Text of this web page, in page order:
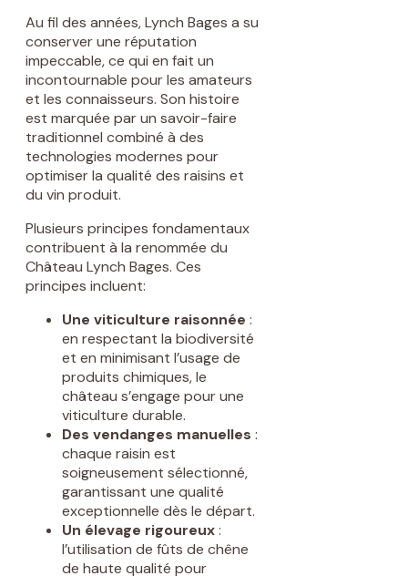
Au fil des années, Lynch Bages a su
conserver une réputation
impeccable, ce qui en fait un
incontournable pour les amateurs
et les connaisseurs. Son histoire
est marquée par un savoir-faire
traditionnel combiné à des
technologies modernes pour
optimiser la qualité des raisins et
du vin produit.
Plusieurs principes fondamentaux
contribuent à la renommée du
Château Lynch Bages. Ces
principes incluent:
Une viticulture raisonnée :
en respectant la biodiversité
et en minimisant l’usage de
produits chimiques, le
château s’engage pour une
viticulture durable.
Des vendanges manuelles :
chaque raisin est
soigneusement sélectionné,
garantissant une qualité
exceptionnelle dès le départ.
Un élevage rigoureux:
l’utilisation de fûts de chêne
de haute qualité pour